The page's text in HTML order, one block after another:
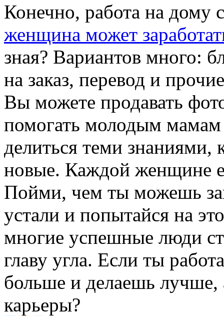
Конечно, работа на дому
женщина может
зная? Вариантов много:
на заказ, перевод и
Вы можете продавать
помогать молодым мамам
делиться теми знаниями,
новые. Каждой женщине
Пойми, чем ты можешь
устали и попытайся на
многие успешные люди
главу угла. Если ты
больше и делаешь лучше,
карьеры?